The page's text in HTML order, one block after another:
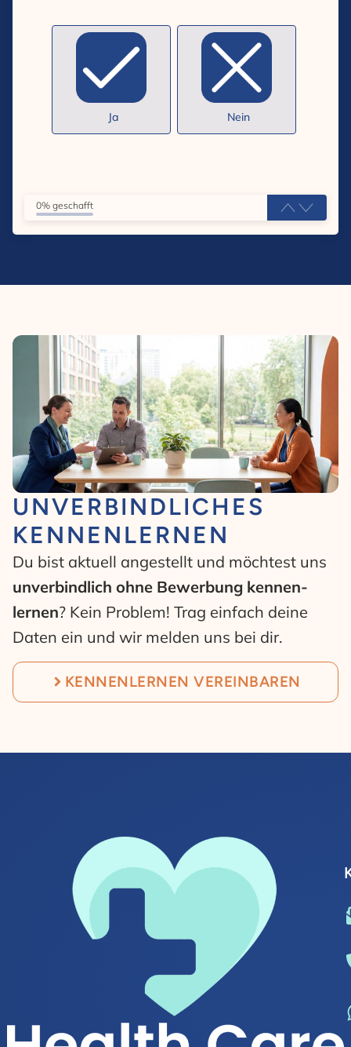
Ja Nein
0% geschafft
UNVERBINDLICHES
KENNENLERNEN
Du bist aktuell angestellt und möchtest uns
unverbindlich ohne Bewerbung kennen­
lernen? Kein Problem! Trag einfach deine
Daten ein und wir melden uns bei dir.
KENNENLERNEN VEREINBAREN